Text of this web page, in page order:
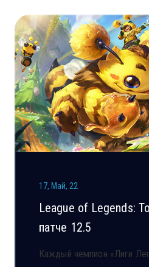
17, Май, 22
League of Legends:
патче 12.5
Каждый чемпион «Лиги